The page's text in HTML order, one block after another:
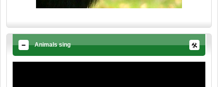
Animals sing